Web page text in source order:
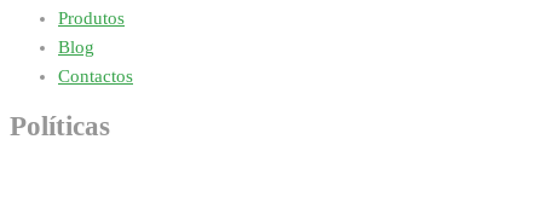
Produtos
Blog
Contactos
Políticas